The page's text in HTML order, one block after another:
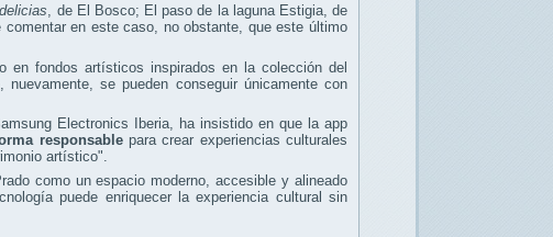
, de El Bosco; El paso de la laguna Estigia, de
en este caso, no obstante, que este último
en fondos artísticos inspirados en la colección del
se pueden conseguir únicamente con
Electronics Iberia, ha insistido en que la app
responsablepara crear experiencias culturales
artístico".
como un espacio moderno, accesible y alineado
puede enriquecer la experiencia cultural sin